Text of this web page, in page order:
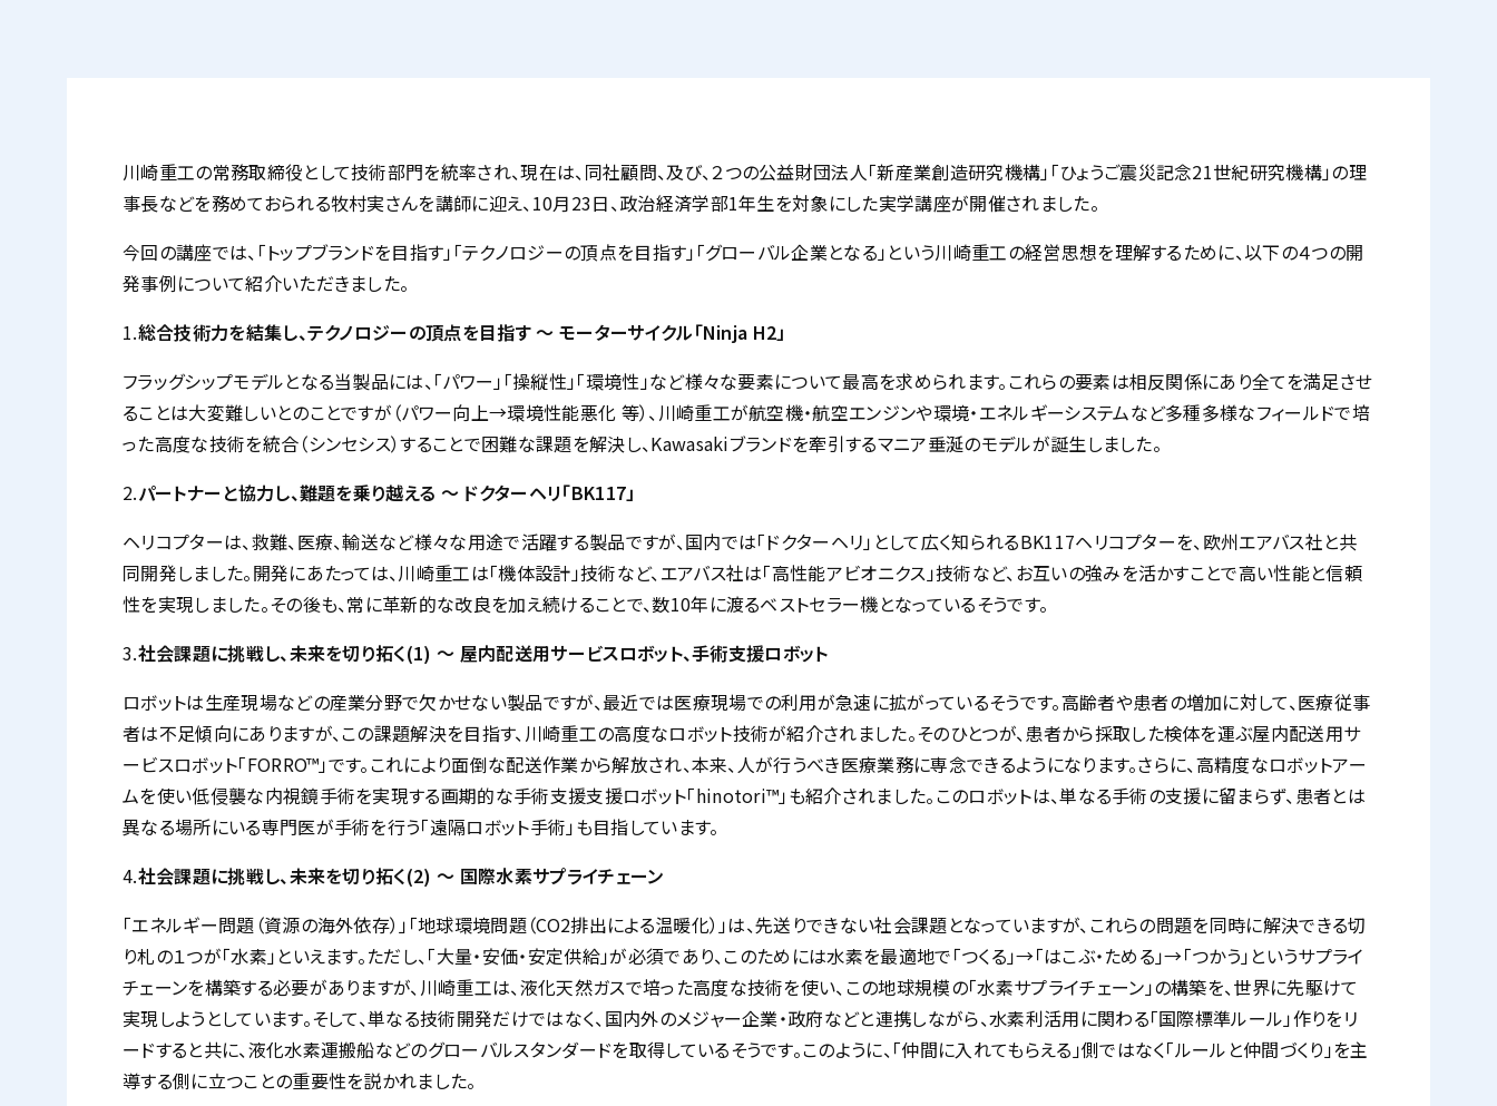
川崎重工の常務取締役として技術部門を統率され、現在は、同社顧問、及び、２つの公益財団法人「新産業創造研究機構」「ひょうご震災記念21世紀研究機構」の理
事長などを務めておられる牧村実さんを講師に迎え、10月23日、政治経済学部1年生を対象にした実学講座が開催されました。
今回の講座では、「トップブランドを目指す」「テクノロジーの頂点を目指す」「グローバル企業となる」という川崎重工の経営思想を理解するために、以下の４つの開
発事例について紹介いただきました。
1.総合技術力を結集し、テクノロジーの頂点を目指す ～ モーターサイクル「Ninja H2」
フラッグシップモデルとなる当製品には、「パワー」「操縦性」「環境性」など様々な要素について最高を求められます。これらの要素は相反関係にあり全てを満足させ
ることは大変難しいとのことですが（パワー向上→環境性能悪化 等）、川崎重工が航空機・航空エンジンや環境・エネルギーシステムなど多種多様なフィールドで培
った高度な技術を統合（シンセシス）することで困難な課題を解決し、Kawasakiブランドを牽引するマニア垂涎のモデルが誕生しました。
2.パートナーと協力し、難題を乗り越える ～ ドクターヘリ「BK117」
ヘリコプターは、救難、医療、輸送など様々な用途で活躍する製品ですが、国内では「ドクターヘリ」として広く知られるBK117ヘリコプターを、欧州エアバス社と共
同開発しました。開発にあたっては、川崎重工は「機体設計」技術など、エアバス社は「高性能アビオニクス」技術など、お互いの強みを活かすことで高い性能と信頼
性を実現しました。その後も、常に革新的な改良を加え続けることで、数10年に渡るベストセラー機となっているそうです。
3.社会課題に挑戦し、未来を切り拓く(1) ～ 屋内配送用サービスロボット、手術支援ロボット
ロボットは生産現場などの産業分野で欠かせない製品ですが、最近では医療現場での利用が急速に拡がっているそうです。高齢者や患者の増加に対して、医療従事
者は不足傾向にありますが、この課題解決を目指す、川崎重工の高度なロボット技術が紹介されました。そのひとつが、患者から採取した検体を運ぶ屋内配送用サ
ービスロボット「FORRO™」です。これにより面倒な配送作業から解放され、本来、人が行うべき医療業務に専念できるようになります。さらに、高精度なロボットアー
ムを使い低侵襲な内視鏡手術を実現する画期的な手術支援支援ロボット「hinotori™」も紹介されました。このロボットは、単なる手術の支援に留まらず、患者とは
異なる場所にいる専門医が手術を行う「遠隔ロボット手術」も目指しています。
4.社会課題に挑戦し、未来を切り拓く(2) ～ 国際水素サプライチェーン
「エネルギー問題（資源の海外依存）」「地球環境問題（CO2排出による温暖化）」は、先送りできない社会課題となっていますが、これらの問題を同時に解決できる切
り札の１つが「水素」といえます。ただし、「大量・安価・安定供給」が必須であり、このためには水素を最適地で「つくる」→「はこぶ・ためる」→「つかう」というサプライ
チェーンを構築する必要がありますが、川崎重工は、液化天然ガスで培った高度な技術を使い、この地球規模の「水素サプライチェーン」の構築を、世界に先駆けて
実現しようとしています。そして、単なる技術開発だけではなく、国内外のメジャー企業・政府などと連携しながら、水素利活用に関わる「国際標準ルール」作りをリ
ードすると共に、液化水素運搬船などのグローバルスタンダードを取得しているそうです。このように、「仲間に入れてもらえる」側ではなく「ルールと仲間づくり」を主
導する側に立つことの重要性を説かれました。